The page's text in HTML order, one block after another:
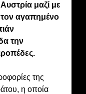
Αυστρία μαζί με
τον αγαπημένο
την
της
η οποία